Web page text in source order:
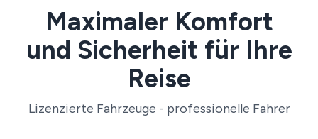
Maximaler Komfort
und Sicherheit für Ihre
Reise
Lizenzierte Fahrzeuge - professionelle Fahrer